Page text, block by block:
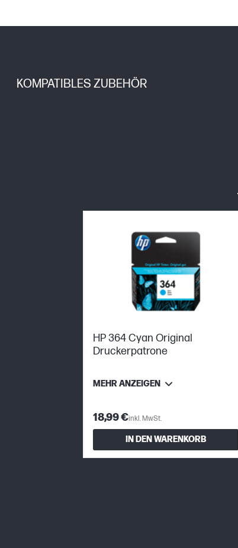
KOMPATIBLES ZUBEHÖR
HP 364 Cyan Original
Druckerpatrone
MEHR ANZEIGEN
18,99 €inkl. MwSt.
IN DEN WARENKORB